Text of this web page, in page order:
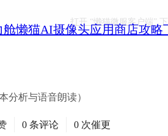
舱懒猫AI摄像头应用商店攻略
打开 “懒猫微服客户端”下
分析与语音朗读）
0 条评论 0 次催更